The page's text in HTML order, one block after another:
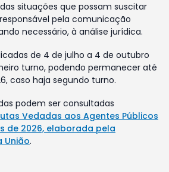
situações que possam suscitar
pela comunicação
necessário, à análise jurídica.
de 4 de julho a 4 de outubro
turno, podendo permanecer até
caso haja segundo turno.
podem ser consultadas
Vedadas aos Agentes Públicos
de 2026, elaborada pela
União.